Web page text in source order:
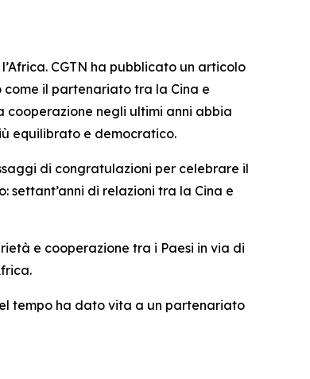
CGTN ha pubblicato un articolo
il partenariato tra la Cina e
cooperazione negli ultimi anni abbia
equilibrato e democratico.
di congratulazioni per celebrare il
settant’anni di relazioni tra la Cina e
e cooperazione tra i Paesi in via di
tempo ha dato vita a un partenariato